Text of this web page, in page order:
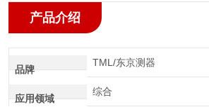
产品介绍
品牌
TML/东京测器
应用领域
综合